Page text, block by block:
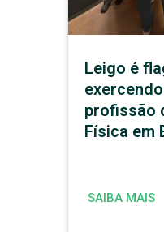
Leigo é
profissão
Física em
SAIBA MAIS